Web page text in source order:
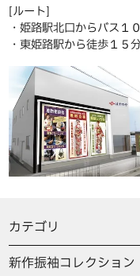
[ルート]
・姫路駅北口からバス１
・東姫路駅から徒歩１５
カテゴリ
新作振袖コレクション